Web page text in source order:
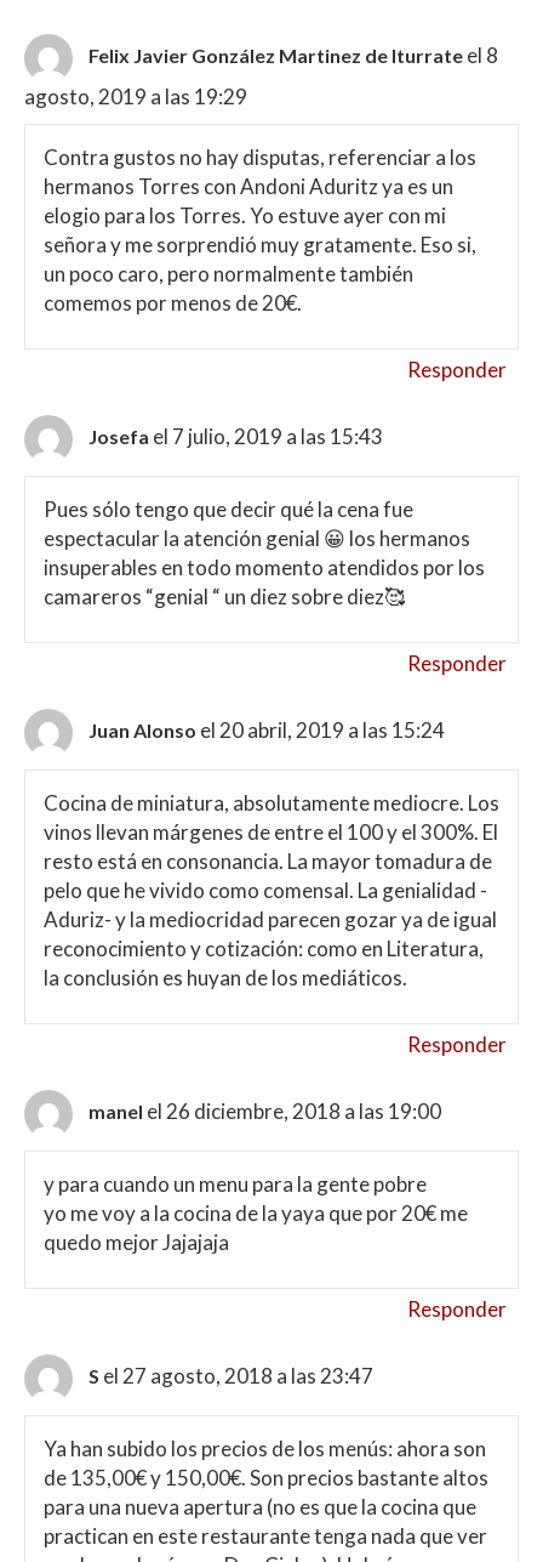
Felix Javier González Martinez de Iturrate el 8
agosto, 2019 a las 19:29
Contra gustos no hay disputas, referenciar a los
hermanos Torres con Andoni Aduritz ya es un
elogio para los Torres. Yo estuve ayer con mi
señora y me sorprendió muy gratamente. Eso si,
un poco caro, pero normalmente también
comemos por menos de 20€.
Responder
Josefa el 7 julio, 2019 a las 15:43
Pues sólo tengo que decir qué la cena fue
espectacular la atención genial 😀 los hermanos
insuperables en todo momento atendidos por los
camareros “genial “ un diez sobre diez🥰
Responder
Juan Alonso el 20 abril, 2019 a las 15:24
Cocina de miniatura, absolutamente mediocre. Los
vinos llevan márgenes de entre el 100 y el 300%. El
resto está en consonancia. La mayor tomadura de
pelo que he vivido como comensal. La genialidad -
Aduriz- y la mediocridad parecen gozar ya de igual
reconocimiento y cotización: como en Literatura,
la conclusión es huyan de los mediáticos.
Responder
manel el 26 diciembre, 2018 a las 19:00
y para cuando un menu para la gente pobre
yo me voy a la cocina de la yaya que por 20€ me
quedo mejor Jajajaja
Responder
S el 27 agosto, 2018 a las 23:47
Ya han subido los precios de los menús: ahora son
de 135,00€ y 150,00€. Son precios bastante altos
para una nueva apertura (no es que la cocina que
practican en este restaurante tenga nada que ver